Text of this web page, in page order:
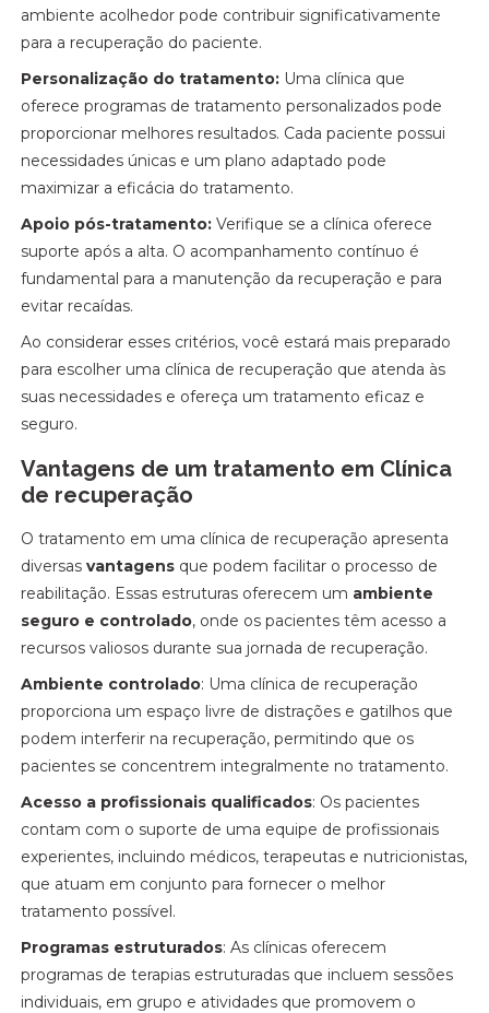
ambiente acolhedor pode contribuir significativamente
para a recuperação do paciente.
Personalização do tratamento: Uma clínica que
oferece programas de tratamento personalizados pode
proporcionar melhores resultados. Cada paciente possui
necessidades únicas e um plano adaptado pode
maximizar a eficácia do tratamento.
Apoio pós-tratamento: Verifique se a clínica oferece
suporte após a alta. O acompanhamento contínuo é
fundamental para a manutenção da recuperação e para
evitar recaídas.
Ao considerar esses critérios, você estará mais preparado
para escolher uma clínica de recuperação que atenda às
suas necessidades e ofereça um tratamento eficaz e
seguro.
Vantagens de um tratamento em Clínica
de recuperação
O tratamento em uma clínica de recuperação apresenta
diversasvantagens que podem facilitar o processo de
reabilitação. Essas estruturas oferecem um ambiente
seguro e controlado, onde os pacientes têm acesso a
recursos valiosos durante sua jornada de recuperação.
Ambiente controlado: Uma clínica de recuperação
proporciona um espaço livre de distrações e gatilhos que
podem interferir na recuperação, permitindo que os
pacientes se concentrem integralmente no tratamento.
Acesso a profissionais qualificados: Os pacientes
contam com o suporte de uma equipe de profissionais
experientes, incluindo médicos, terapeutas e nutricionistas,
que atuam em conjunto para fornecer o melhor
tratamento possível.
Programas estruturados: As clínicas oferecem
programas de terapias estruturadas que incluem sessões
individuais, em grupo e atividades que promovem o